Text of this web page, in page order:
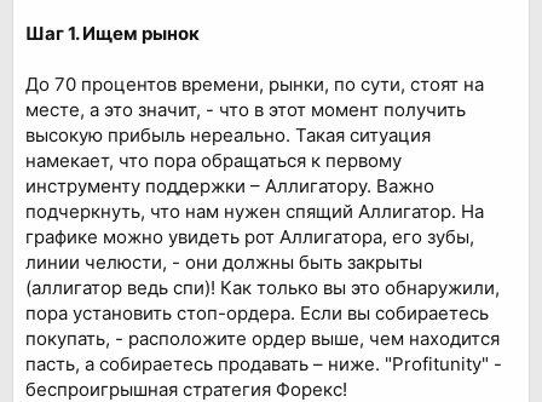
Шаг 1. Ищем рынок
До 70 процентов времени, рынки, по сути, стоят на
месте, а это значит, - что в этот момент получить
высокую прибыль нереально. Такая ситуация
намекает, что пора обращаться к первому
инструменту поддержки – Аллигатору. Важно
подчеркнуть, что нам нужен спящий Аллигатор. На
графике можно увидеть рот Аллигатора, его зубы,
линии челюсти, - они должны быть закрыты
(аллигатор ведь спи)! Как только вы это обнаружили,
пора установить стоп-ордера. Если вы собираетесь
покупать, - расположите ордер выше, чем находится
пасть, а собираетесь продавать – ниже. "Profitunity" -
беспроигрышная стратегия Форекс!